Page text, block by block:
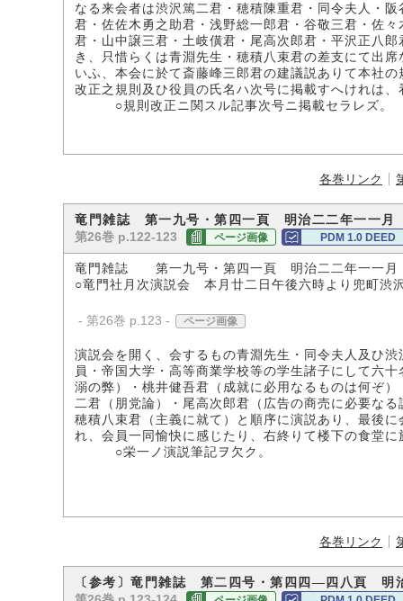
なる来会者は渋沢篤二君・穂積陳重君・同令夫人・
君・佐佐木勇之助君・浅野総一郎君・谷敬三君・佐
君・山中譲三君・土岐僙君・尾高次郎君・平沢正八
き、只惜らくは青淵先生・穂積八束君の差支にて出
いふ、本会に於て斎藤峰三郎君の建議説ありて本社
改正之規則及ひ役員の氏名ハ次号に掲載すへけれは
○規則改正ニ関スル記事次号ニ掲載セラレズ。
各巻リンク
竜門雑誌 第一九号・第四一頁 明治二二年一一月
第26巻 p.122-123 ページ画像 PDM 1.0 DEED
竜門雑誌 第一九号・第四一頁 明治二二年一一月
○竜門社月次演説会 本月廿二日午後六時より兜町渋
- 第26巻 p.123 - ページ画像
演説会を開く、会するもの青淵先生・同令夫人及ひ
員・帝国大学・高等商業学校等の学生諸子にして六
溺の弊）・桃井健吾君（成就に必用なるものは何ぞ
二君（朋党論）・尾高次郎君（広告の商売に必要な
穂積八束君（主義に就て）と順序に演説あり、最後
れ、会員一同愉快に感じたり、右終りて楼下の食堂
○栄一ノ演説筆記ヲ欠ク。
各巻リンク
〔参考〕竜門雑誌 第二四号・第四四―四八頁 明